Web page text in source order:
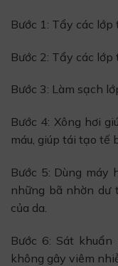
Bước 1: Tẩy các
Bước 2: Tẩy các
Bước 3: Làm sạch
Bước 4: Xông hơi
máu, giúp tái tạo tế
Bước 5: Dùng máy
những bã nhờn dư
của da.
Bước 6: Sát
không gây viêm